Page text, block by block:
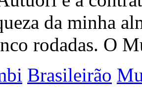
da minha
rodadas. O
Brasileirão